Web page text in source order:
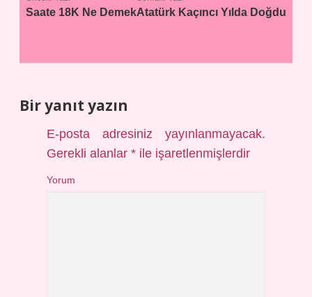
Saate 18K Ne DemekAtatürk Kaçıncı Yılda Doğdu
Bir yanıt yazın
E-posta adresiniz yayınlanmayacak.
Gerekli alanlar* ile işaretlenmişlerdir
Yorum